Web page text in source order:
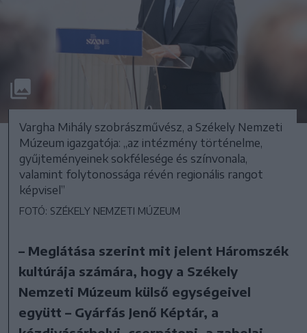
Vargha Mihály szobrászművész, a Székely Nemzeti
Múzeum igazgatója: „az intézmény történelme,
gyűjteményeinek sokfélesége és színvonala,
valamint folytonossága révén regionális rangot
képvisel”
FOTÓ: SZÉKELY NEMZETI MÚZEUM
– Meglátása szerint mit jelent Háromszék
kultúrája számára, hogy a Székely
Nemzeti Múzeum külső egységeivel
együtt – Gyárfás Jenő Képtár, a